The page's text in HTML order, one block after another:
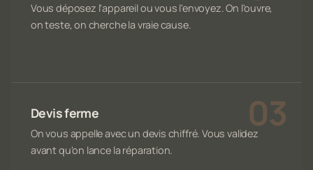
Vous déposez l'appareil ou vous l'envoyez. On l'ouvre,
on teste, on cherche la vraie cause.
Devis ferme
On vous appelle avec un devis chiffré. Vous validez
avant qu'on lance la réparation.